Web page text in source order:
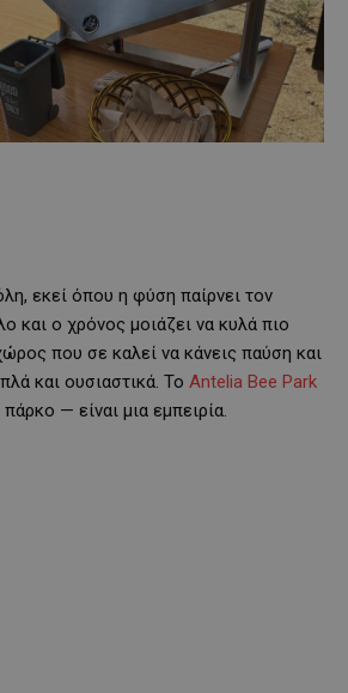
εκεί όπου η φύση παίρνει τον
και ο χρόνος μοιάζει να κυλά πιο
που σε καλεί να κάνεις παύση και
και ουσιαστικά. Το Antelia Bee Park
— είναι μια εμπειρία.